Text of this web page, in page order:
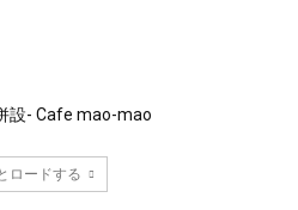
設- Cafe mao-mao
ロードする